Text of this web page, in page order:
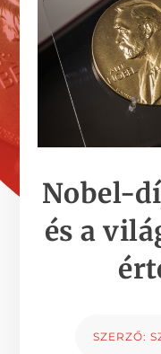
Nobel-
és a
SZERZŐ: